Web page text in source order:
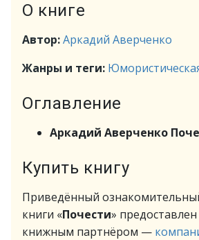
О книге
Автор:Аркадий Аверченко
Жанры и теги:
Оглавление
Аркадий Аверченко
Купить книгу
Приведённый
книги «Почести»
книжным партнёром —